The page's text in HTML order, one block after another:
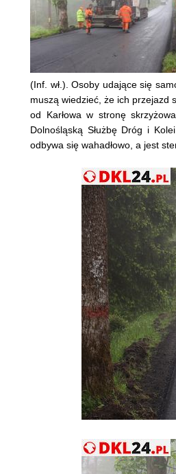
(Inf. wł.). Osoby udające się
muszą wiedzieć, że ich przejazd
od Karłowa w stronę
Dolnośląską Służbę Dróg i
odbywa się wahadłowo, a jest